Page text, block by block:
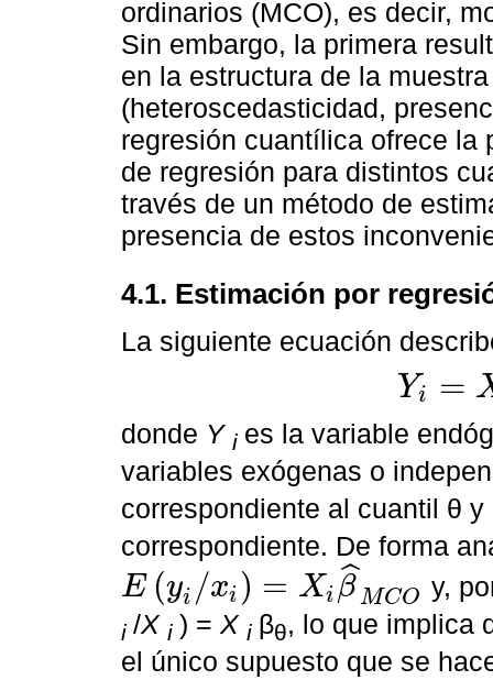
ordinarios (MCO), es decir,
Sin embargo, la primera
en la estructura de la
(heteroscedasticidad,
regresión cuantílica ofrece la
de regresión para distintos
través de un método de
presencia de estos
4.1. Estimación por
La siguiente ecuación
Yi =
Yi=X +uθ
donde Y i es la variable
variables exógenas o
correspondiente al cuantil θ y
correspondiente. De forma
E (yi /xi) = Xi β
ˆMCO
Eyi/ i= Xiβ^ M CO y,
i /X i ) = X i βθ, lo que implica
el único supuesto que se